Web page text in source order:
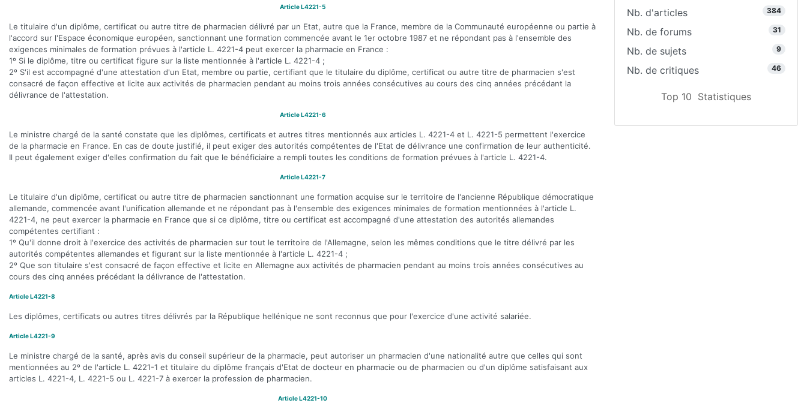
Article L4221-5
Le titulaire d'un diplôme, certificat ou autre titre de pharmacien délivré par un Etat, autre que la France, membre de la Communauté européenne ou partie à
l'accord sur l'Espace économique européen, sanctionnant une formation commencée avant le 1er octobre 1987 et ne répondant pas à l'ensemble des
exigences minimales de formation prévues à l'article L. 4221-4 peut exercer la pharmacie en France :
1º Si le diplôme, titre ou certificat figure sur la liste mentionnée à l'article L. 4221-4 ;
2º S'il est accompagné d'une attestation d'un Etat, membre ou partie, certifiant que le titulaire du diplôme, certificat ou autre titre de pharmacien s'est
consacré de façon effective et licite aux activités de pharmacien pendant au moins trois années consécutives au cours des cinq années précédant la
délivrance de l'attestation.
Article L4221-6
Le ministre chargé de la santé constate que les diplômes, certificats et autres titres mentionnés aux articles L. 4221-4 et L. 4221-5 permettent l'exercice
de la pharmacie en France. En cas de doute justifié, il peut exiger des autorités compétentes de l'Etat de délivrance une confirmation de leur authenticité.
Il peut également exiger d'elles confirmation du fait que le bénéficiaire a rempli toutes les conditions de formation prévues à l'article L. 4221-4.
Article L4221-7
Le titulaire d'un diplôme, certificat ou autre titre de pharmacien sanctionnant une formation acquise sur le territoire de l'ancienne République démocratique
allemande, commencée avant l'unification allemande et ne répondant pas à l'ensemble des exigences minimales de formation mentionnées à l'article L.
4221-4, ne peut exercer la pharmacie en France que si ce diplôme, titre ou certificat est accompagné d'une attestation des autorités allemandes
compétentes certifiant :
1º Qu'il donne droit à l'exercice des activités de pharmacien sur tout le territoire de l'Allemagne, selon les mêmes conditions que le titre délivré par les
autorités compétentes allemandes et figurant sur la liste mentionnée à l'article L. 4221-4 ;
2º Que son titulaire s'est consacré de façon effective et licite en Allemagne aux activités de pharmacien pendant au moins trois années consécutives au
cours des cinq années précédant la délivrance de l'attestation.
Article L4221-8
Les diplômes, certificats ou autres titres délivrés par la République hellénique ne sont reconnus que pour l'exercice d'une activité salariée.
Article L4221-9
Le ministre chargé de la santé, après avis du conseil supérieur de la pharmacie, peut autoriser un pharmacien d'une nationalité autre que celles qui sont
mentionnées au 2º de l'article L. 4221-1 et titulaire du diplôme français d'Etat de docteur en pharmacie ou de pharmacien ou d'un diplôme satisfaisant aux
articles L. 4221-4, L. 4221-5 ou L. 4221-7 à exercer la profession de pharmacien.
Article L4221-10
Nb. d'articles 384
Nb. de forums 31
Nb. de sujets 9
Nb. de critiques 46
Top 10 Statistiques